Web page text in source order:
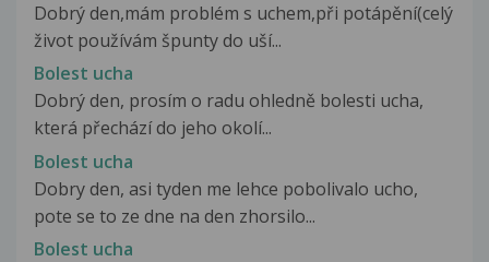
Dobrý den,mám problém s uchem,při potápění(celý
život používám špunty do uší...
Bolest ucha
Dobrý den, prosím o radu ohledně bolesti ucha,
která přechází do jeho okolí...
Bolest ucha
Dobry den, asi tyden me lehce pobolivalo ucho,
pote se to ze dne na den zhorsilo...
Bolest ucha